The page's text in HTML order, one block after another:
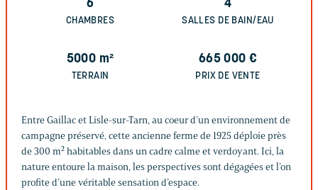
6
CHAMBRES
4
SALLES DE BAIN/EAU
5000 m²
TERRAIN
665 000 €
PRIX DE VENTE
Entre Gaillac et Lisle-sur-Tarn, au coeur d’un environnement de
campagne préservé, cette ancienne ferme de 1925 déploie près
de 300 m² habitables dans un cadre calme et verdoyant. Ici, la
nature entoure la maison, les perspectives sont dégagées et l’on
profite d’une véritable sensation d’espace.